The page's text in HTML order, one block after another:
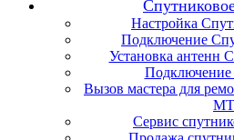
Настройка
Подключение
Установка антенн
Вызов мастера для
Сервис